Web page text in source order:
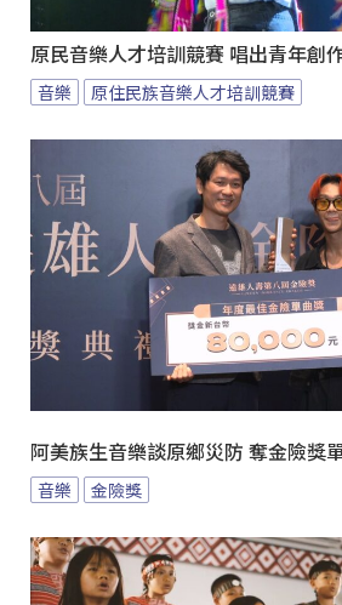
原民音樂人才培訓競賽 唱出青年創
音樂 原住民族音樂人才培訓競賽
阿美族生音樂談原鄉災防 奪金險獎
音樂 金險獎